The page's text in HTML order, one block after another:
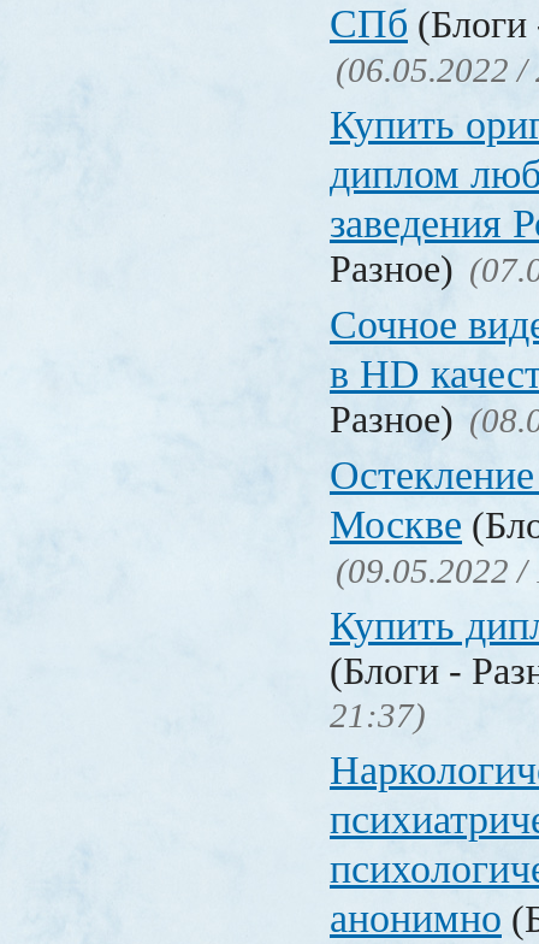
СПб (Блоги
(06.05.2022 /
Купить
диплом
заведения
Разное)
Сочное
в HD
Разное)
Москве
(09.05.2022 /
Купить
(Блоги -
21:37)
анонимно